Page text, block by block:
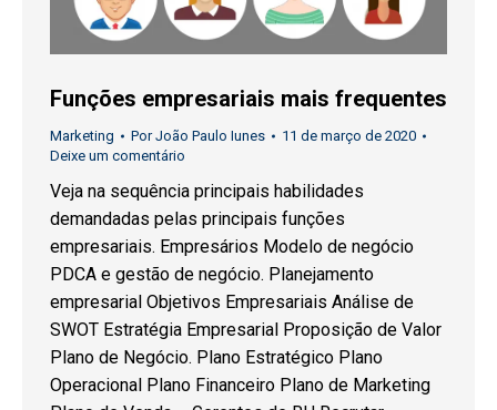
Funções empresariais mais frequentes
Marketing PorJoão Paulo Iunes
11 de março de 2020
Deixe um comentário
Veja na sequência principais habilidades
demandadas pelas principais funções
empresariais. Empresários Modelo de negócio
PDCA e gestão de negócio. Planejamento
empresarial Objetivos Empresariais Análise de
SWOT Estratégia Empresarial Proposição de Valor
Plano de Negócio. Plano Estratégico Plano
Operacional Plano Financeiro Plano de Marketing